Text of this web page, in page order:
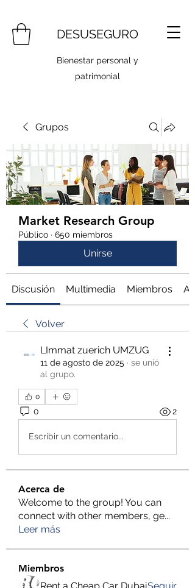
DESUSEGURO
Bienestar personal y
patrimonial
Grupos
Market Research Group
Público · 650 miembros
Unirse
Discusión Multimedia Miembros
Volver
LImmat zuerich UMZUG
11 de agosto de 2025 · se unió
al grupo.
0
0 2
Escribir un comentario...
Acerca de
Welcome to the group! You can
connect with other members, ge...
Leer más
Miembros